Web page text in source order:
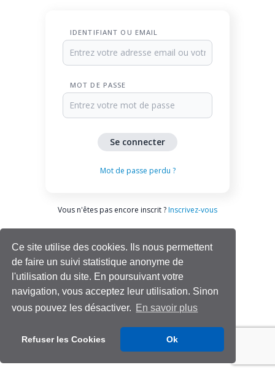
Ce site utilise des cookies. Ils nous permettent
de faire un suivi statistique anonyme de
l'utilisation du site. En poursuivant votre
navigation, vous acceptez leur utilisation. Sinon
vous pouvez les désactiver. En savoir plus
Refuser les Cookies Ok
IDENTIFIANT OU EMAIL
MOT DE PASSE
Mot de passe perdu ?
Vous n'êtes pas encore inscrit ? Inscrivez-vous